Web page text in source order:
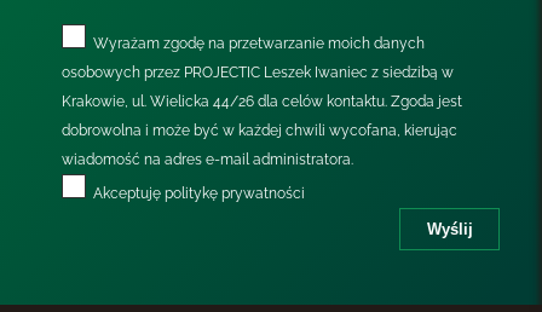
Wyrażam zgodę na przetwarzanie moich danych
osobowych przez PROJECTIC Leszek Iwaniec z siedzibą w
Krakowie, ul. Wielicka 44/26 dla celów kontaktu. Zgoda jest
dobrowolna i może być w każdej chwili wycofana, kierując
wiadomość na adres e-mail administratora.
Akceptuję politykę prywatności